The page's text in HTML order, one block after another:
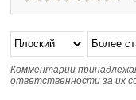
Комментарии
ответственности за их